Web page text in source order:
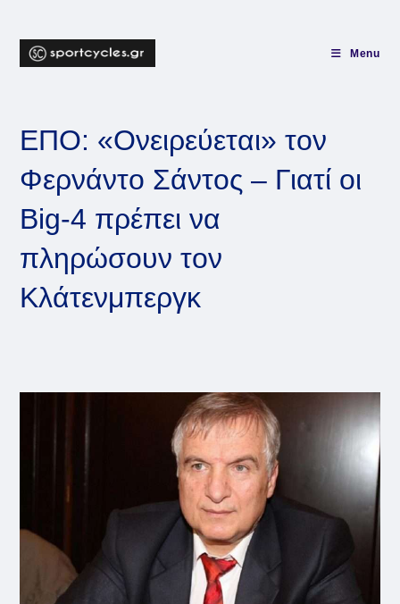
content
Menu
EΠΟ: «Ονειρεύεται» τον
Φερνάντο Σάντος – Γιατί οι
Big-4 πρέπει να
πληρώσουν τον
Κλάτενμπεργκ